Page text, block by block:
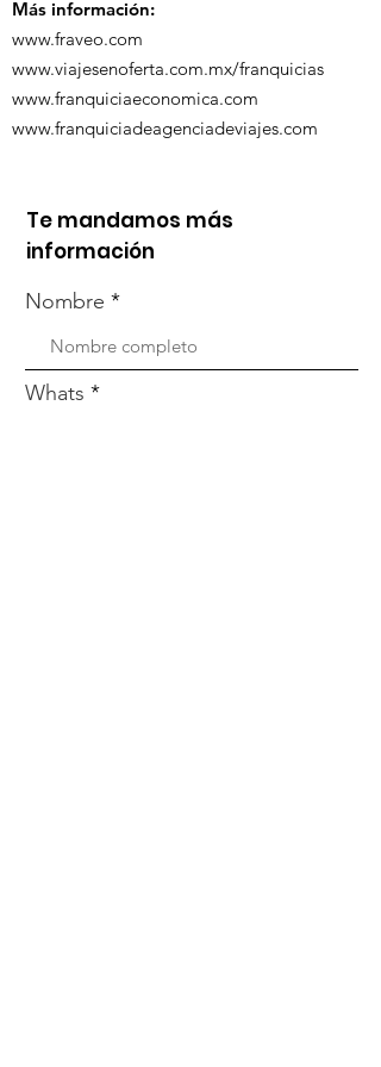
Más información:
www.fraveo.com
www.viajesenoferta.com.mx/franquicias
www.franquiciaeconomica.com
www.franquiciadeagenciadeviajes.com
Te mandamos más
información
Nombre
Whats